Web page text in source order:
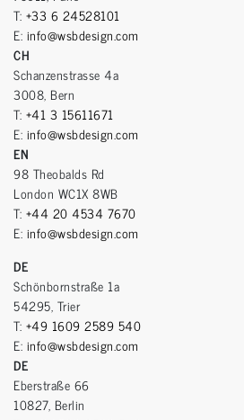
T: +33 6 24528101
E: info@wsbdesign.com
CH
Schanzenstrasse 4a
3008, Bern
T: +41 3 15611671
E: info@wsbdesign.com
EN
98 Theobalds Rd
London WC1X 8WB
T: +44 20 4534 7670
E: info@wsbdesign.com
DE
Schönbornstraße 1a
54295, Trier
T: +49 1609 2589 540
E: info@wsbdesign.com
DE
Eberstraße 66
10827, Berlin